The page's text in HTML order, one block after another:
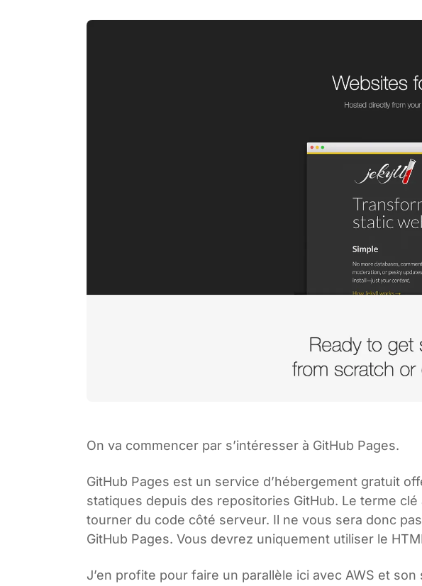
On va commencer par s’intéresser à GitHub Pages.
GitHub Pages est un service d’hébergement gratuit
statiques depuis des repositories GitHub. Le terme
tourner du code côté serveur. Il ne vous sera donc
GitHub Pages. Vous devrez uniquement utiliser le
J’en profite pour faire un parallèle ici avec AWS et